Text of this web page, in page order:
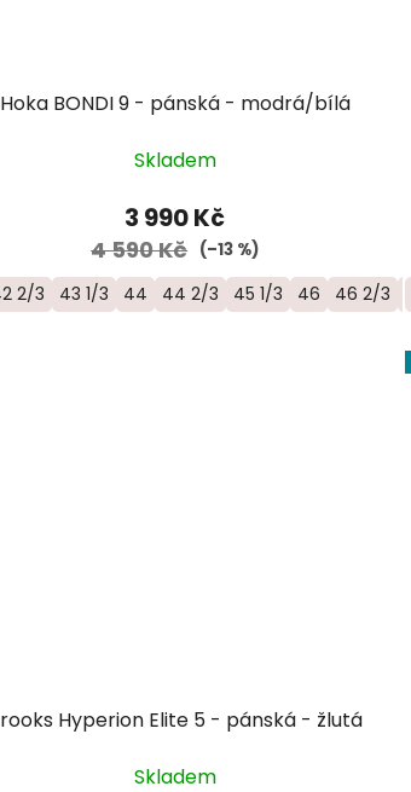
Hoka BONDI 9 - pánská - modrá/bílá
Skladem
3 990 Kč
4 590 Kč (–13 %)
2/3 43 1/3 44 44 2/3 45 1/3 46 46 2/3
Hyperion Elite 5 - pánská - žlutá
Skladem